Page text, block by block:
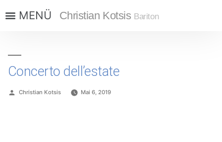
Christian Kotsis Bariton
Concerto dell’estate
Christian Kotsis Mai 6, 2019